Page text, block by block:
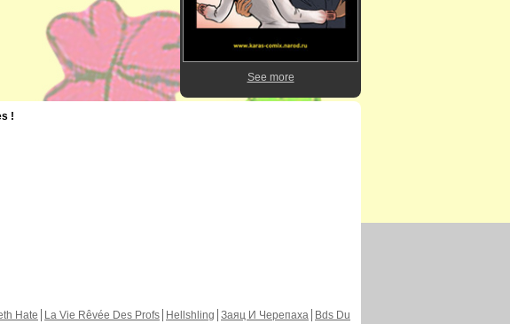
See more
!
Hate La Vie Rêvée Des Profs Hellshling Заяц И Черепаха
Bds Du